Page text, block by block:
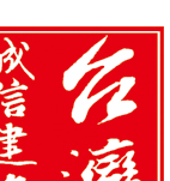
一【安心信賴】 ※